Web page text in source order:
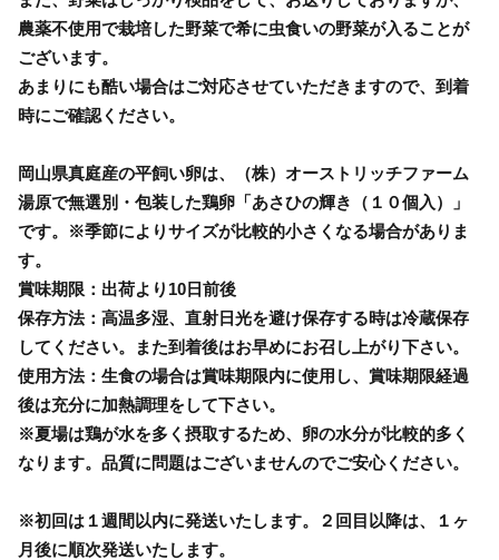
農薬不使用で栽培した野菜で希に虫食いの野菜が入ることが
ございます。
あまりにも酷い場合はご対応させていただきますので、到着
時にご確認ください。
岡山県真庭産の平飼い卵は、（株）オーストリッチファーム
湯原で無選別・包装した鶏卵「あさひの輝き（１０個入）」
です。※季節によりサイズが比較的小さくなる場合がありま
す。
賞味期限：出荷より10日前後
保存方法：高温多湿、直射日光を避け保存する時は冷蔵保存
してください。また到着後はお早めにお召し上がり下さい。
使用方法：生食の場合は賞味期限内に使用し、賞味期限経過
後は充分に加熱調理をして下さい。
※夏場は鶏が水を多く摂取するため、卵の水分が比較的多く
なります。品質に問題はございませんのでご安心ください。
※初回は１週間以内に発送いたします。２回目以降は、１ヶ
月後に順次発送いたします。